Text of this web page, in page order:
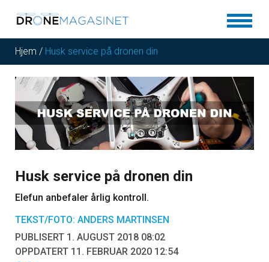
Hjem / Husk service på dronen din
Husk service på dronen din
Elefun anbefaler årlig kontroll.
TEKST/FOTO: ANDERS MARTINSEN
PUBLISERT 1. AUGUST 2018 08:02
OPPDATERT 11. FEBRUAR 2020 12:54